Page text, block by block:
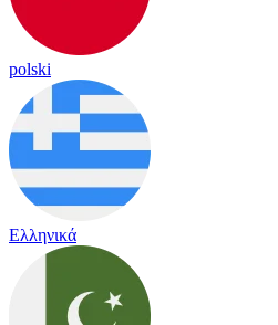
polski
Ελληνικά